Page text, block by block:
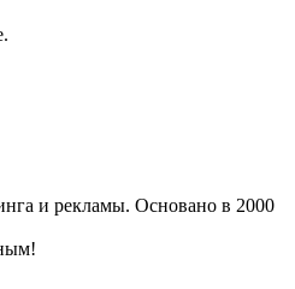
и рекламы. Основано в 2000